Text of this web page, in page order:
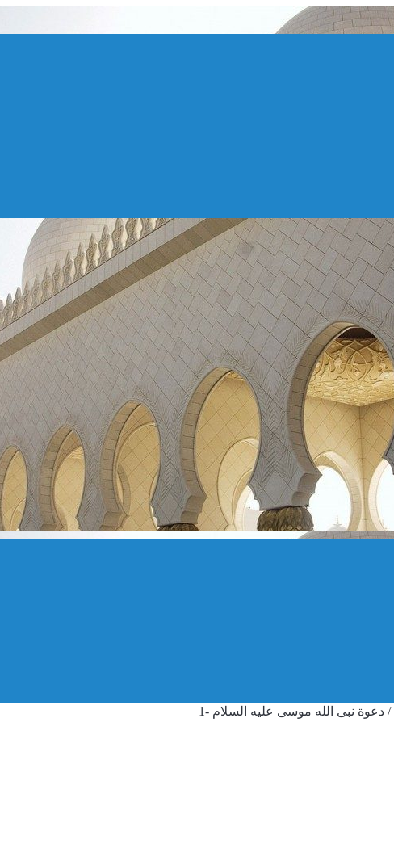
/ دعوة نبى الله موسى عليه السلام -1